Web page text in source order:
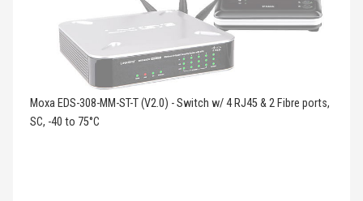
Moxa EDS-308-MM-ST-T (V2.0) - Switch w/ 4 RJ45 & 2 Fibre ports,
SC, -40 to 75°C